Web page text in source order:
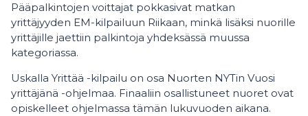
Pääpalkintojen voittajat pokkasivat matkan
yrittäjyyden EM-kilpailuun Riikaan, minkä lisäksi nuorille
yrittäjille jaettiin palkintoja yhdeksässä muussa
kategoriassa.
Uskalla Yrittää -kilpailu on osa Nuorten NYTin Vuosi
yrittäjänä -ohjelmaa. Finaaliin osallistuneet nuoret ovat
opiskelleet ohjelmassa tämän lukuvuoden aikana.